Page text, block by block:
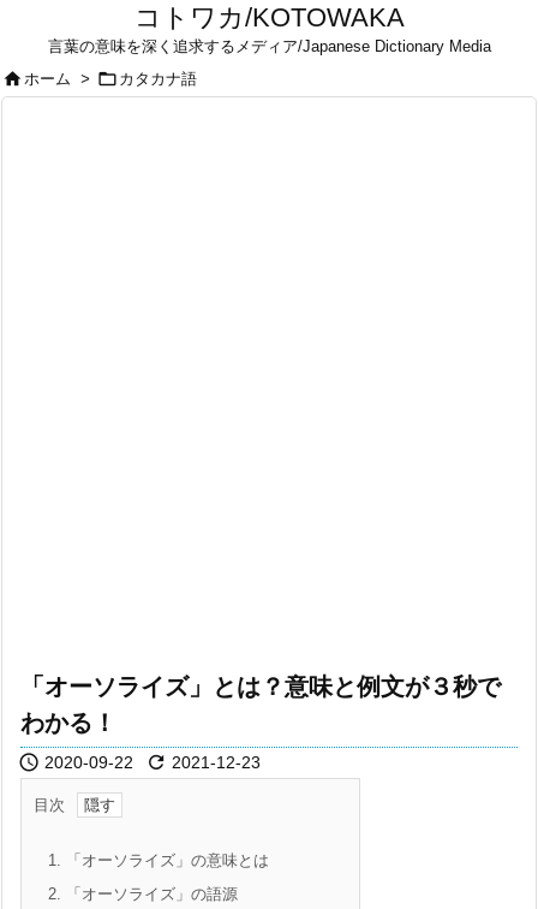
コトワカ/KOTOWAKA
言葉の意味を深く追求するメディア/Japanese Dictionary Media
ホーム >  カタカナ語
「オーソライズ」とは？意味と例文が３秒で
わかる！
 2020-09-22  2021-12-23
目次
1. 「オーソライズ」の意味とは
2. 「オーソライズ」の語源